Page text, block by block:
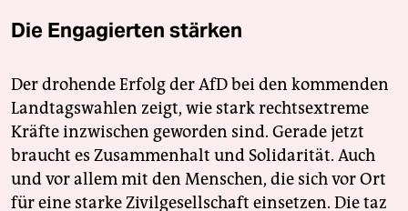
Die Engagierten stärken
Der drohende Erfolg der AfD bei den kommenden
Landtagswahlen zeigt, wie stark rechtsextreme
Kräfte inzwischen geworden sind. Gerade jetzt
braucht es Zusammenhalt und Solidarität. Auch
und vor allem mit den Menschen, die sich vor Ort
für eine starke Zivilgesellschaft einsetzen. Die taz